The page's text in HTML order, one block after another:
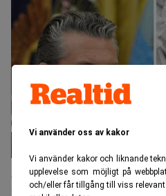
Vi använder oss av kakor
Vi använder kakor och liknande
upplevelse som möjligt på
och/eller får tillgång till viss
Pete Hegseth och den
tillgången till aluminium. (Foto:
Solum/NTB/TT)